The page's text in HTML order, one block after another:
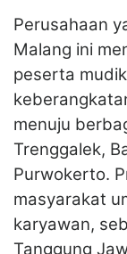
Perusahaan
Malang ini
peserta
menuju
Trenggalek,
Purwokerto.
masyarakat
karyawan,
Tanggung